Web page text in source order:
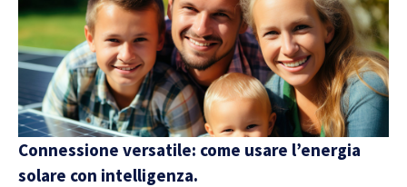
Connessione versatile: come usare l’energia
solare con intelligenza.